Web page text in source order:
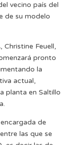
vecino país del
de su modelo
Christine Feuell,
pronto
la
actual,
planta en Saltillo
de
las que se